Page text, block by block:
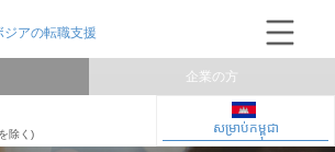
除く) សម្រាប់កម្ពុជា
企業の方